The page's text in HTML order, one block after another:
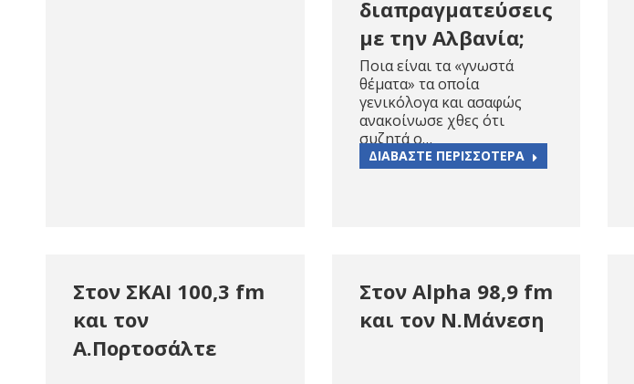
διαπραγματεύσεις
με την Αλβανία;
Ποια είναι τα «γνωστά
θέματα» τα οποία
γενικόλογα και ασαφώς
ανακοίνωσε χθες ότι
συζητά ο…
ΔΙΑΒΑΣΤΕ ΠΕΡΙΣΣΟΤΕΡΑ
Στον ΣΚΑΙ 100,3 fm
και τον
Α.Πορτοσάλτε
Στον Alpha 98,9 fm
και τον Ν.Μάνεση